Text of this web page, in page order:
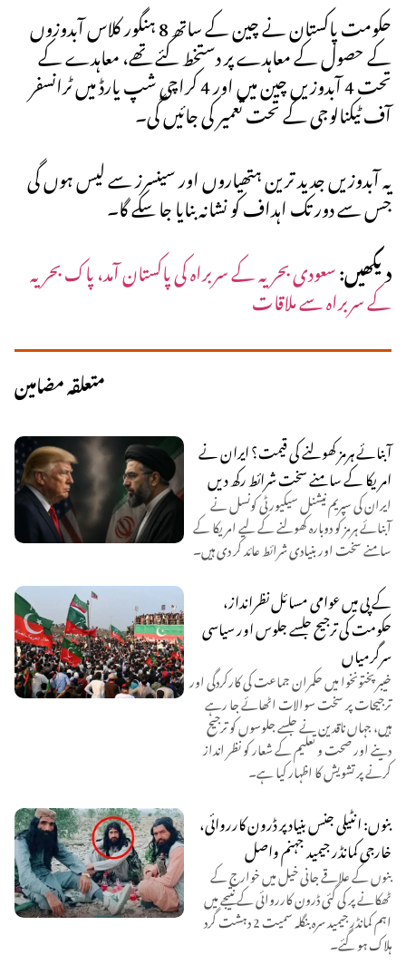
حکومت پاکستان نے چین کے ساتھ 8 ہنگور کلاس آبدوزوں
کے حصول کے معاہدے پر دستخط کئے تھے، معاہدے کے
تحت 4 آبدوزیں چین میں اور 4 کراچی شپ یارڈ میں ٹرانسفر
آف ٹیکنالوجی کے تحت تعمیر کی جائیں گی۔
یہ آبدوزیں جدید ترین ہتھیاروں اور سینسرز سے لیس ہوں گی
جس سے دور تک اہداف کو نشانہ بنایا جا سکے گا۔
دیکھیں:سعودی بحریہ کے سربراہ کی پاکستان آمد، پاک بحریہ
کے سربراہ سے ملاقات
متعلقہ مضامین
آبنائے ہرمز کھولنے کی قیمت؟ ایران نے
امریکا کے سامنے سخت شرائط رکھ دیں
ایران کی سپریم نیشنل سیکیورٹی کونسل نے
آبنائے ہرمز کو دوبارہ کھولنے کے لیے امریکا کے
سامنے سخت اور بنیادی شرائط عائد کر دی ہیں۔
کے پی میں عوامی مسائل نظرانداز،
حکومت کی ترجیح جلسے جلوس اور سیاسی
سرگرمیاں
خیبر پختونخوا میں حکمران جماعت کی کارکردگی اور
ترجیحات پر سخت سوالات اٹھائے جا رہے
ہیں، جہاں ناقدین نے جلسے جلوسوں کو ترجیح
دینے اور صحت و تعلیم کے شعار کو نظر انداز
کرنے پر تشویش کا اظہار کیا ہے۔
بنوں: انٹیلی جنس بنیاد پر ڈرون کارروائی،
خارجی کمانڈر جیمید جہنم واصل
بنوں کے علاقے جانی خیل میں خوارج کے
ٹھکانے پر کی گئی ڈرون کارروائی کے نتیجے میں
اہم کمانڈر جیمید سرہ بنگلہ سمیت 2 دہشت گرد
ہلاک ہو گئے۔